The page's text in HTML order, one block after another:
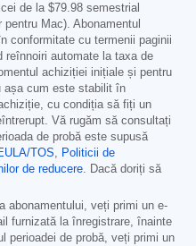
de la $79.98 semestrial
Mac). Abonamentul
conformitate cu termenii paginii
reînnoiri automate la taxa de
achiziției inițiale și pentru
așa cum este stabilit în
cu condiția să fiți un
Vă rugăm să consultați
de probă este supusă
TOS
Politicii de
de reducere . Dacă doriți să
abonamentului, veți primi un e-
furnizată la înregistrare, înainte
perioadei de probă, veți primi un